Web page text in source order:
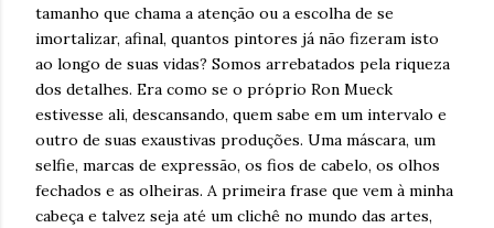
tamanho que chama a atenção ou a escolha de se
imortalizar, afinal, quantos pintores já não fizeram isto
ao longo de suas vidas? Somos arrebatados pela riqueza
dos detalhes. Era como se o próprio Ron Mueck
estivesse ali, descansando, quem sabe em um intervalo e
outro de suas exaustivas produções. Uma máscara, um
selfie, marcas de expressão, os fios de cabelo, os olhos
fechados e as olheiras. A primeira frase que vem à minha
cabeça e talvez seja até um clichê no mundo das artes,